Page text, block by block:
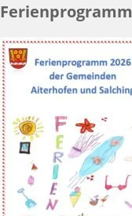
Ferienprogramm